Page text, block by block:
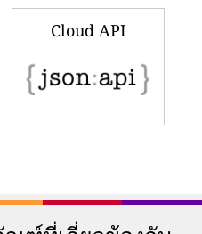
Cloud API